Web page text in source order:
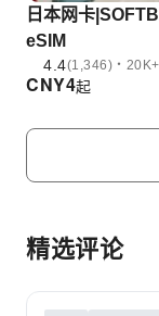
日本网卡
eSIM
4.4(1,346)・
CNY4起
精选评论